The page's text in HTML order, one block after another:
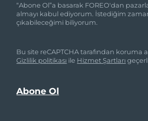
“Abone Ol”a basarak FOREO'dan
almayı kabul ediyorum. İstediğim
çıkabileceğimi biliyorum.
Bu site reCAPTCHA tarafından koruma
Gizlilik politikası ile Hizmet Şartları